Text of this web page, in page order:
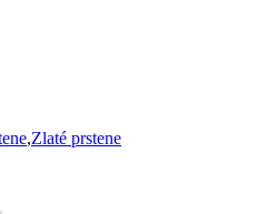
,Zlaté prstene